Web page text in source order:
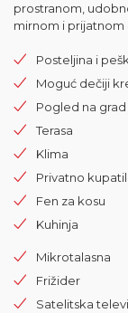
prostranom,
mirnom i prijatnom
Posteljina i
Moguć dečiji
Pogled na grad
Terasa
Klima
Privatno
Fen za kosu
Kuhinja
Mikrotalasna
Frižider
Satelitska